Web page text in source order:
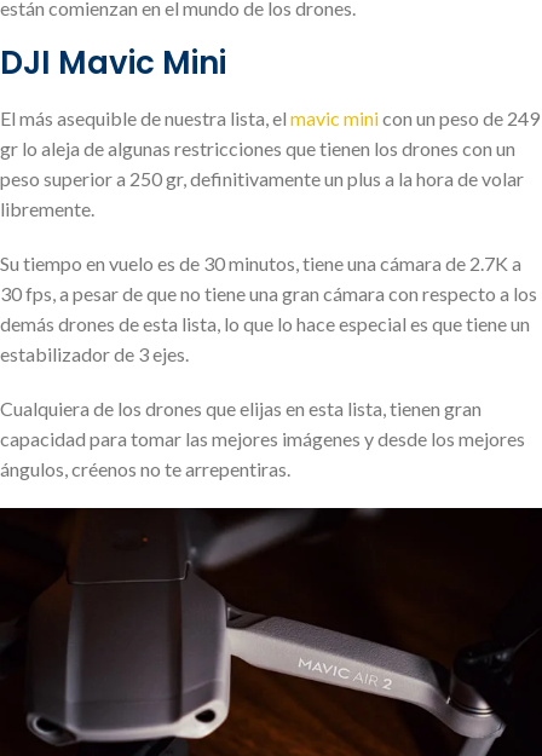
están comienzan en el mundo de los drones.
DJI Mavic Mini
El más asequible de nuestra lista, el mavic minicon un peso de 249
gr lo aleja de algunas restricciones que tienen los drones con un
peso superior a 250 gr, definitivamente un plus a la hora de volar
libremente.
Su tiempo en vuelo es de 30 minutos, tiene una cámara de 2.7K a
30 fps, a pesar de que no tiene una gran cámara con respecto a los
demás drones de esta lista, lo que lo hace especial es que tiene un
estabilizador de 3 ejes.
Cualquiera de los drones que elijas en esta lista, tienen gran
capacidad para tomar las mejores imágenes y desde los mejores
ángulos, créenos no te arrepentiras.